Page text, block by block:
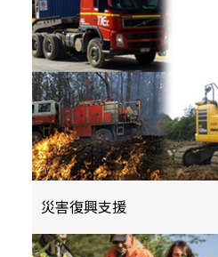
災害復興支援